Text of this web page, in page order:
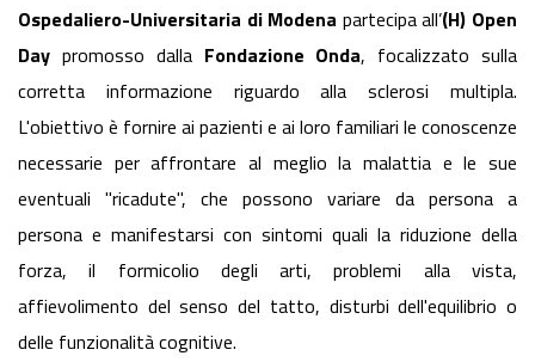
Ospedaliero-Universitaria di Modena partecipa all’(H) Open
Day promosso dalla Fondazione Onda, focalizzato sulla
corretta informazione riguardo alla sclerosi multipla.
L'obiettivo è fornire ai pazienti e ai loro familiari le conoscenze
necessarie per affrontare al meglio la malattia e le sue
eventuali "ricadute", che possono variare da persona a
persona e manifestarsi con sintomi quali la riduzione della
forza, il formicolio degli arti, problemi alla vista,
affievolimento del senso del tatto, disturbi dell'equilibrio o
delle funzionalità cognitive.